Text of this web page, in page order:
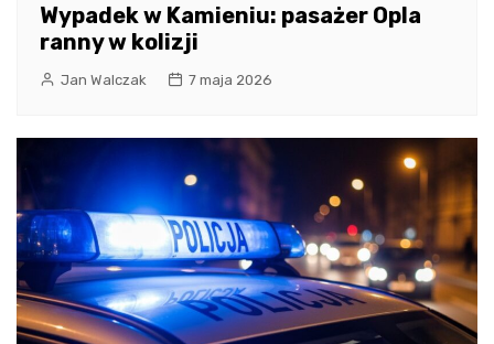
Wypadek w Kamieniu: pasażer Opla
ranny w kolizji
Jan Walczak 7 maja 2026